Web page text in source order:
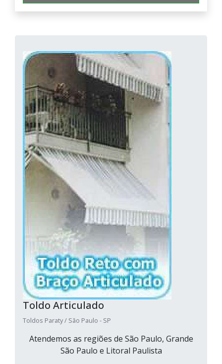
Toldo Articulado
Toldos Paraty / São Paulo - SP
Atendemos as regiões de São Paulo, Grande
São Paulo e Litoral Paulista